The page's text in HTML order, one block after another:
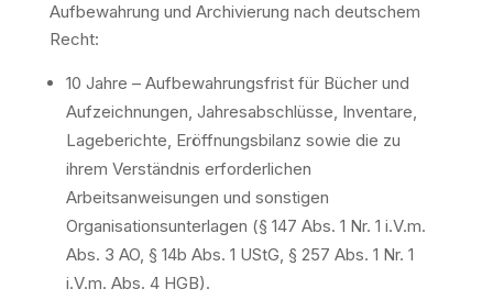
Aufbewahrung und Archivierung nach deutschem
Recht:
10 Jahre – Aufbewahrungsfrist für Bücher und
Aufzeichnungen, Jahresabschlüsse, Inventare,
Lageberichte, Eröffnungsbilanz sowie die zu
ihrem Verständnis erforderlichen
Arbeitsanweisungen und sonstigen
Organisationsunterlagen (§ 147 Abs. 1 Nr. 1 i.V.m.
Abs. 3 AO, § 14b Abs. 1 UStG, § 257 Abs. 1 Nr. 1
i.V.m. Abs. 4 HGB).